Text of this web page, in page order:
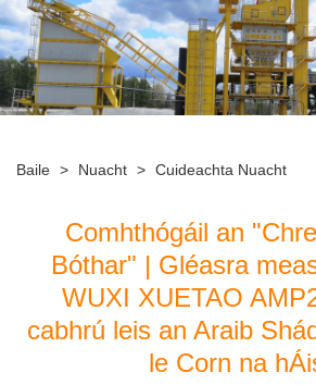
Baile > Nuacht > Cuideachta Nuacht
Comhthógáil an
Bóthar" | Gléasra
WUXI XUETAO
cabhrú leis an Araib
le Corn na